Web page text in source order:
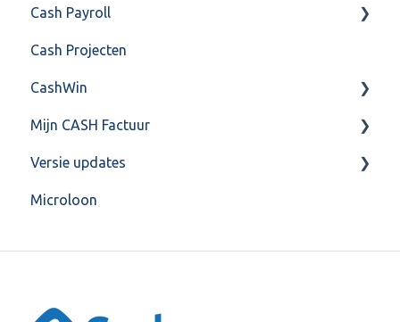
Cash Payroll
Aangifte
Algemeen
Basis Training
Berekening
FAQ
HR
Cash Projecten
CashWin
Overig
Mijn CASH Factuur
Facturatie Loonportal( CASH Lonen)
Mijn CASH factuur
Versie updates
CashWeb updates 2025
Microloon